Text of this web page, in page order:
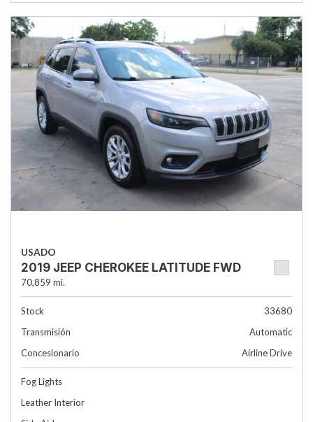
USADO
2019 JEEP CHEROKEE LATITUDE FWD
70,859 mi.
Stock
33680
Transmisión
Automatic
Concesionario
Airline Drive
Fog Lights
Leather Interior